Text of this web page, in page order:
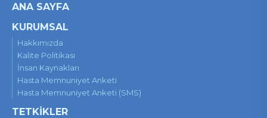
ANA SAYFA
KURUMSAL
Hakkımızda
Kalite Politikası
İnsan Kaynakları
Hasta Memnuniyet Anketi
Hasta Memnuniyet Anketi (SMS)
TETKİKLER